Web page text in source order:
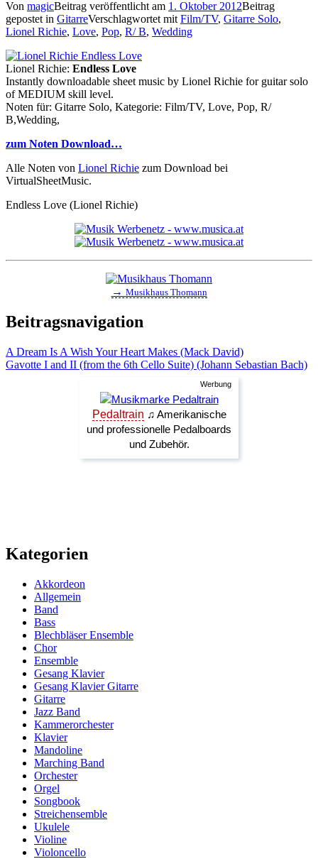
Von magicBeitrag veröffentlicht am 1. Oktober 2012Beitrag
gepostet in GitarreVerschlagwortet mit Film/TV, Gitarre Solo,
Lionel Richie, Love, Pop, R/ B, Wedding
Lionel Richie: Endless Love
Instantly downloadable sheet music by Lionel Richie for guitar solo
of MEDIUM skill level.
Noten für: Gitarre Solo, Kategorie: Film/TV, Love, Pop, R/
B,Wedding,
zum Noten Download…
Alle Noten von Lionel Richie zum Download bei
VirtualSheetMusic.
Endless Love (Lionel Richie)
→ Musikhaus Thomann
Beitragsnavigation
A Dream Is A Wish Your Heart Makes (Mack David)
Gavotte I and II (from the 6th Cello Suite) (Johann Sebastian Bach)
Kategorien
Akkordeon
Allgemein
Band
Bass
Blechbläser Ensemble
Chor
Ensemble
Gesang Klavier
Gesang Klavier Gitarre
Gitarre
Jazz Band
Kammerorchester
Klavier
Mandoline
Marching Band
Orchester
Orgel
Songbook
Streichensemble
Ukulele
Violine
Violoncello